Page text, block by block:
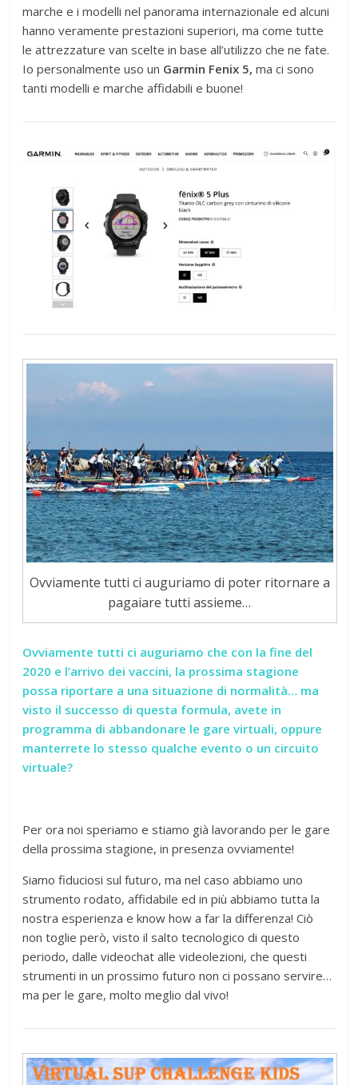
marche e i modelli nel panorama internazionale ed alcuni
hanno veramente prestazioni superiori, ma come tutte
le attrezzature van scelte in base all’utilizzo che ne fate.
Io personalmente uso un Garmin Fenix 5,ma ci sono
tanti modelli e marche affidabili e buone!
Ovviamente tutti ci auguriamo di poter ritornare a
pagaiare tutti assieme…
Ovviamente tutti ci auguriamo che con la fine del
2020 e l’arrivo dei vaccini, la prossima stagione
possa riportare a una situazione di normalità… ma
visto il successo di questa formula, avete in
programma di abbandonare le gare virtuali, oppure
manterrete lo stesso qualche evento o un circuito
virtuale?
Per ora noi speriamo e stiamo già lavorando per le gare
della prossima stagione, in presenza ovviamente!
Siamo fiduciosi sul futuro, ma nel caso abbiamo uno
strumento rodato, affidabile ed in più abbiamo tutta la
nostra esperienza e know how a far la differenza! Ciò
non toglie però, visto il salto tecnologico di questo
periodo, dalle videochat alle videolezioni, che questi
strumenti in un prossimo futuro non ci possano servire…
ma per le gare, molto meglio dal vivo!